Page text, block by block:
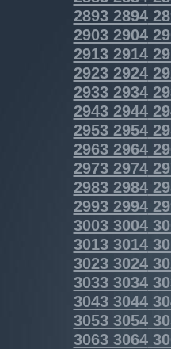
28932894
29032904
29132914
29232924
29332934
29432944
29532954
29632964
29732974
29832984
29932994
30033004
30133014
30233024
30333034
30433044
30533054
30633064